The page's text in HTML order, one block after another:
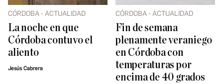
CÓRDOBA - ACTUALIDAD
La noche en que
Córdoba contuvo el
aliento
Jesús Cabrera
CÓRDOBA - ACTUALIDAD
Fin de semana
plenamente veraniego
en Córdoba con
temperaturas por
encima de 40 grados